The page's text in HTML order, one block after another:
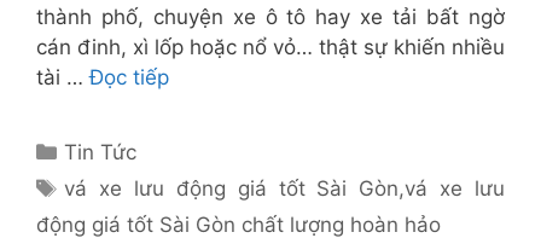
thành phố, chuyện xe ô tô hay xe tải bất ngờ
cán đinh, xì lốp hoặc nổ vỏ… thật sự khiến nhiều
tài …Đọc tiếp
Danh
mục
Tin Tức
Thẻ
vá xe lưu động giá tốt Sài Gòn,vá xe lưu
động giá tốt Sài Gòn chất lượng hoàn hảo